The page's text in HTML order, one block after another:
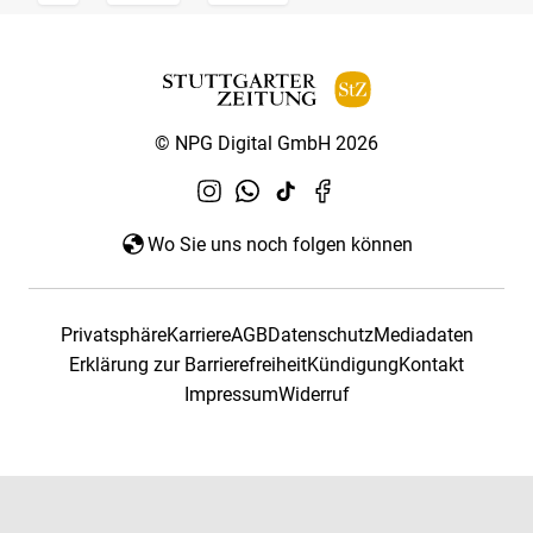
© NPG Digital GmbH 2026
Wo Sie uns noch folgen können
PrivatsphäreKarriereAGBDatenschutzMediadaten
Erklärung zur BarrierefreiheitKündigungKontakt
ImpressumWiderruf